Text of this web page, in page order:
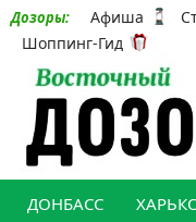
Дозоры: Афиша
Шоппинг-Гид
ДОНБАСС